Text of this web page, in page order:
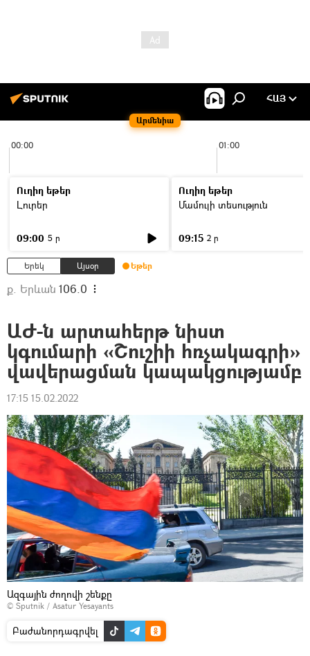
Արմենիա
ՀԱՅ
00:00 01:00
Ուղիղ եթեր
Լուրեր
09:00 5 ր
Ուղիղ եթեր
Մամուլի տեսություն
09:15 2 ր
Երեկ Այսօր Եթեր
ք. Երևան 106.0
ԱԺ-ն արտահերթ նիստ
կգումարի «Շուշիի հռչակագրի»
վավերացման կապակցությամբ
17:15 15.02.2022
Ազգային ժողովի շենքը
© Sputnik / Asatur Yesayants
Բաժանորդագրվել